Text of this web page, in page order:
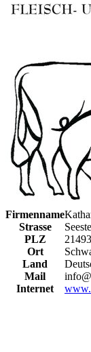
Firmenname
Strasse
PLZ
21493
Ort
Land
Mail
Internet